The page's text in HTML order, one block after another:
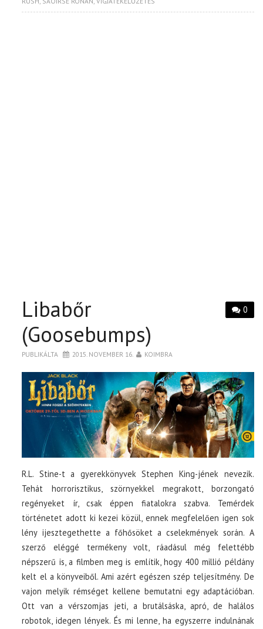
0
Libabőr
(Goosebumps)
PUBLIKÁLTA 2015. NOVEMBER 16. KOIMBRA
R.L. Stine-t a gyerekkönyvek Stephen King-jének nevezik.
Tehát horrorisztikus, szörnyekkel megrakott, borzongató
regényeket ír, csak éppen fiatalokra szabva. Temérdek
történetet adott ki kezei közül, ennek megfelelően igen sok
lény ijesztegethette a főhősöket a cselekmények során. A
szerző eléggé termékeny volt, ráadásul még felettébb
népszerű is, a filmben meg is említik, hogy 400 millió példány
kelt el a könyveiből. Ami azért egészen szép teljesítmény. De
vajon melyik rémséget kellene bemutatni egy adaptációban.
Ott van a vérszomjas jeti, a brutálsáska, apró, de halálos
robotok, idegen lények. És mi lenne, ha egyszerre indulnának